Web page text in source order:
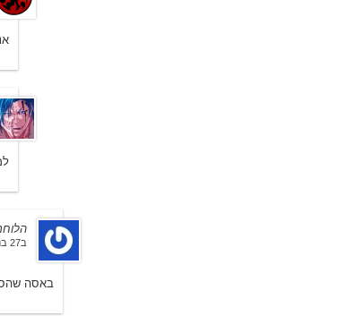
ב27 בנובמבר 2016
באסה